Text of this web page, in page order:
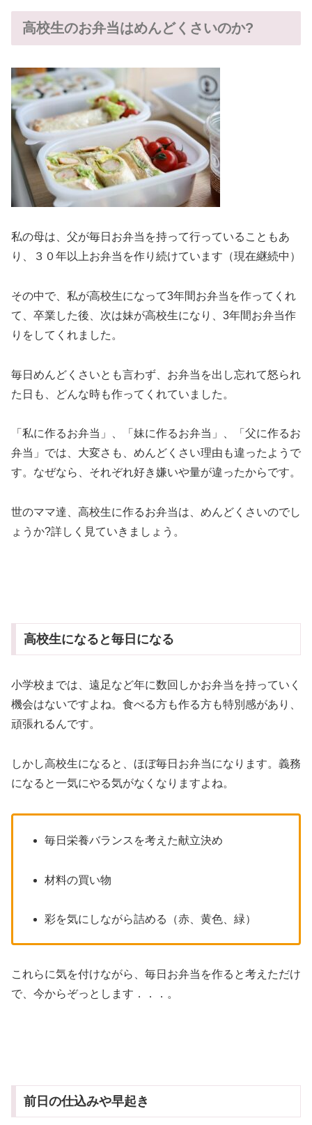
高校生のお弁当はめんどくさいのか?
私の母は、父が毎日お弁当を持って行っていることもあ
り、３０年以上お弁当を作り続けています（現在継続中）
その中で、私が高校生になって3年間お弁当を作ってくれ
て、卒業した後、次は妹が高校生になり、3年間お弁当作
りをしてくれました。
毎日めんどくさいとも言わず、お弁当を出し忘れて怒られ
た日も、どんな時も作ってくれていました。
「私に作るお弁当」、「妹に作るお弁当」、「父に作るお
弁当」では、大変さも、めんどくさい理由も違ったようで
す。なぜなら、それぞれ好き嫌いや量が違ったからです。
世のママ達、高校生に作るお弁当は、めんどくさいのでし
ょうか?詳しく見ていきましょう。
高校生になると毎日になる
小学校までは、遠足など年に数回しかお弁当を持っていく
機会はないですよね。食べる方も作る方も特別感があり、
頑張れるんです。
しかし高校生になると、ほぼ毎日お弁当になります。義務
になると一気にやる気がなくなりますよね。
毎日栄養バランスを考えた献立決め
材料の買い物
彩を気にしながら詰める（赤、黄色、緑）
これらに気を付けながら、毎日お弁当を作ると考えただけ
で、今からぞっとします．．．。
前日の仕込みや早起き